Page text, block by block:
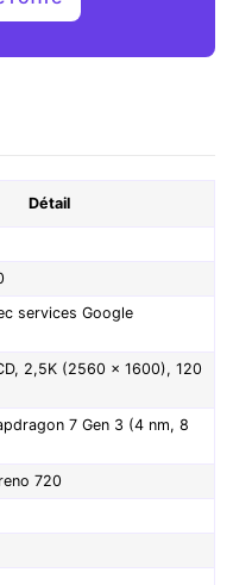
Détail
services Google
2,5K (2560 × 1600), 120
7 Gen 3 (4 nm, 8
720